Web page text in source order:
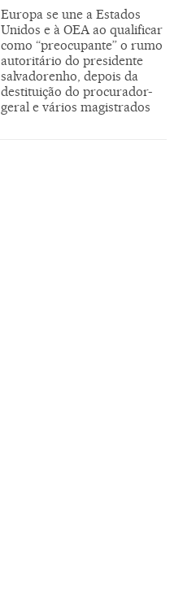
Europa se une a Estados
Unidos e à OEA ao qualificar
como “preocupante” o rumo
autoritário do presidente
salvadorenho, depois da
destituição do procurador-
geral e vários magistrados